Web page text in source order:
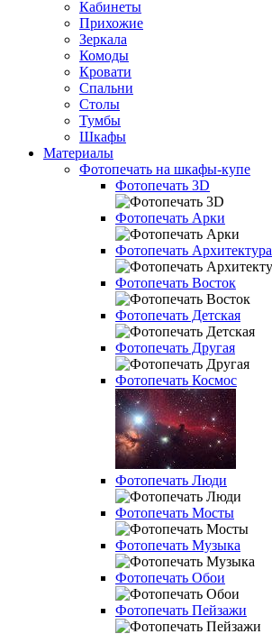
Кабинеты
Прихожие
Зеркала
Комоды
Кровати
Спальни
Столы
Тумбы
Шкафы
Материалы
Фотопечать на шкафы-купе
Фотопечать 3D
Фотопечать Арки
Фотопечать Архитектура
Фотопечать Восток
Фотопечать Детская
Фотопечать Другая
Фотопечать Космос
Фотопечать Люди
Фотопечать Мосты
Фотопечать Музыка
Фотопечать Обои
Фотопечать Пейзажи